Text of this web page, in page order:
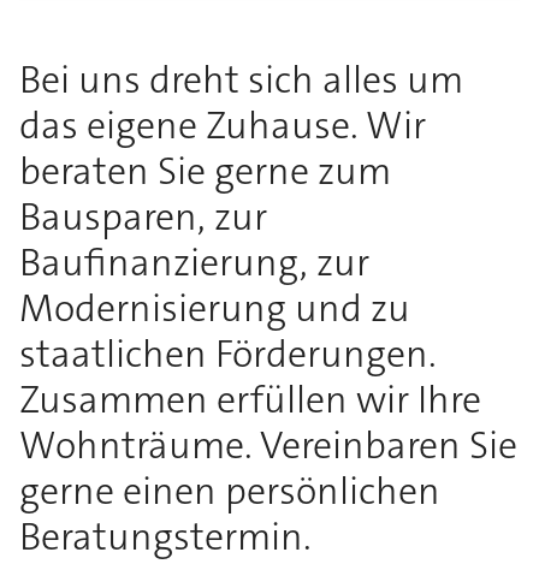
Bei uns dreht sich alles um
das eigene Zuhause. Wir
beraten Sie gerne zum
Bausparen, zur
Baufinanzierung, zur
Modernisierung und zu
staatlichen Förderungen.
Zusammen erfüllen wir Ihre
Wohnträume. Vereinbaren Sie
gerne einen persönlichen
Beratungstermin.